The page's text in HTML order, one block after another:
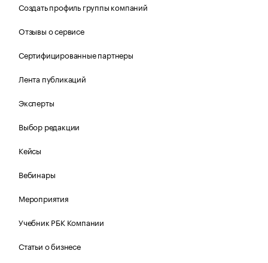
Создать профиль группы компаний
Отзывы о сервисе
Сертифицированные партнеры
Лента публикаций
Эксперты
Выбор редакции
Кейсы
Вебинары
Мероприятия
Учебник РБК Компании
Статьи о бизнесе